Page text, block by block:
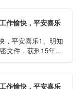
作愉快，平安喜乐
，平安喜乐1、明知
文件，获刑15年
作愉快，平安喜乐